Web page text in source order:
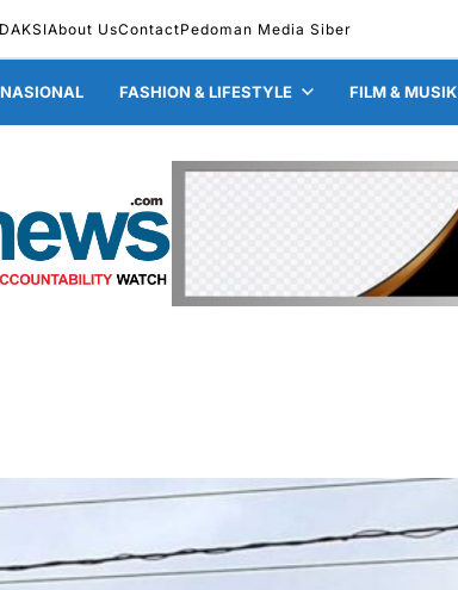
About UsContactPedoman Media Siber
FASHION & LIFESTYLE FILM & MUSIK